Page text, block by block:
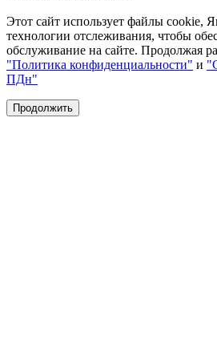
Этот сайт использует файлы cookie,
технологии отслеживания, чтобы
обслуживание на сайте. Продолжая
"Политика конфиденциальности" и
ПДн"
Продолжить